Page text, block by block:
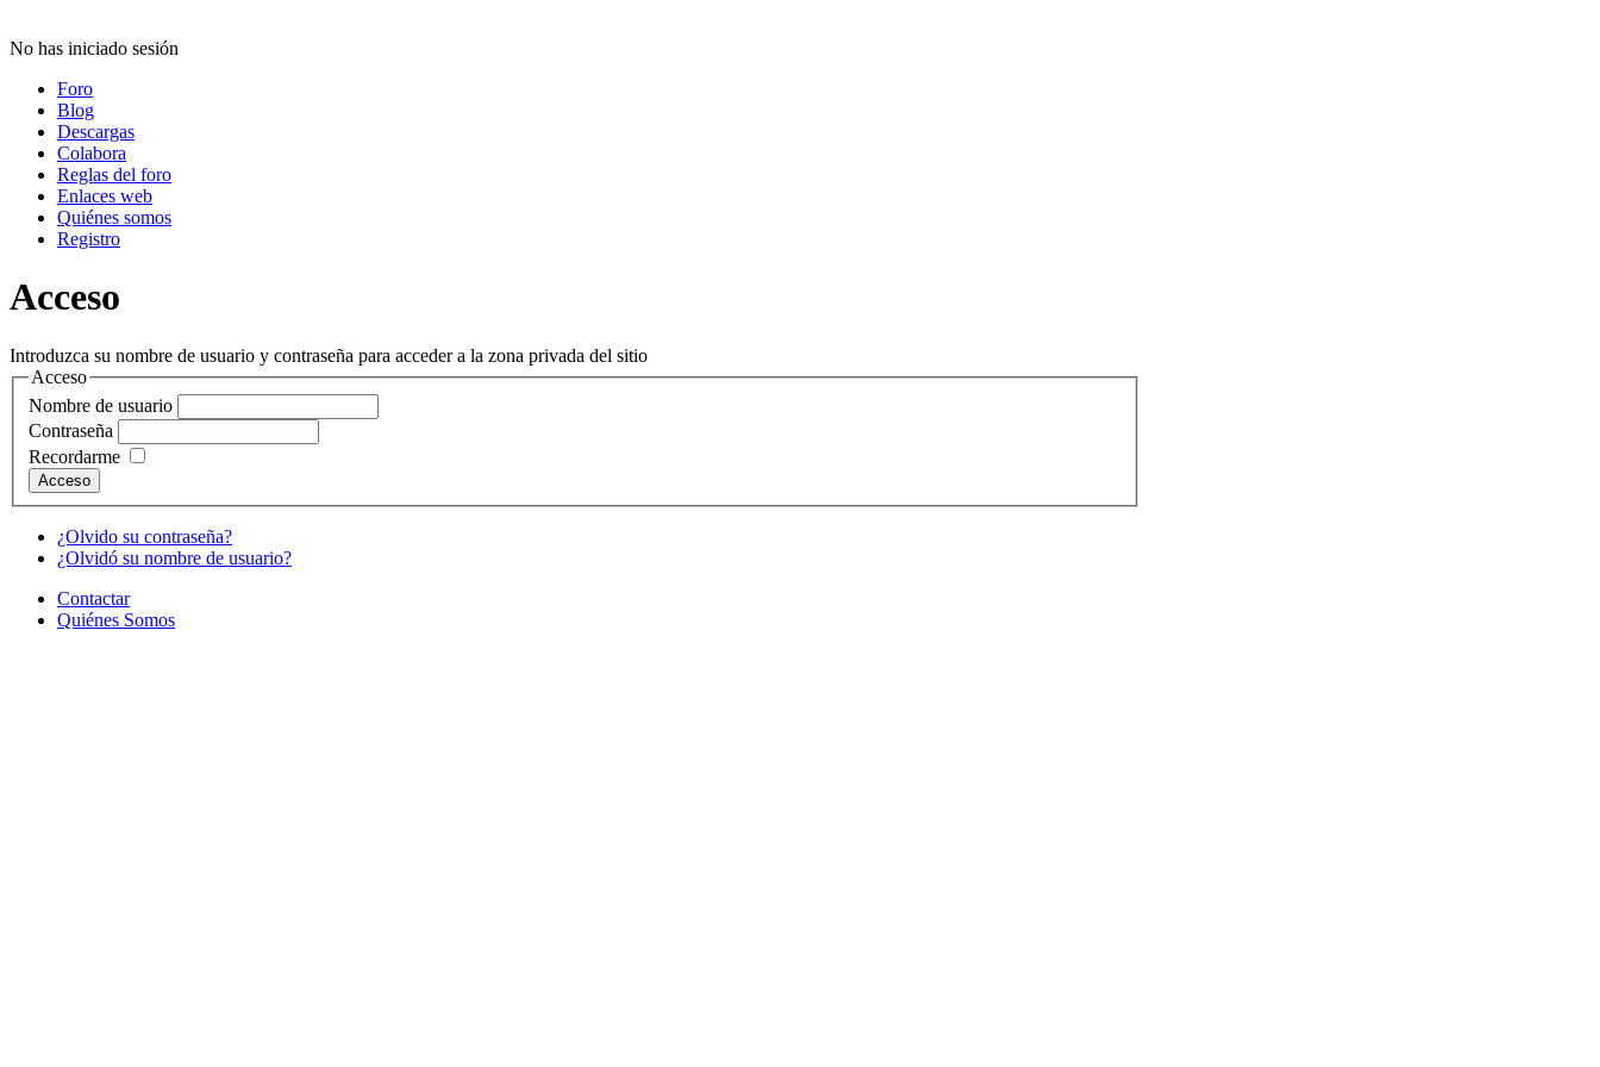
No has iniciado sesión
Foro
Blog
Descargas
Colabora
Reglas del foro
Enlaces web
Quiénes somos
Registro
Acceso
Introduzca su nombre de usuario y contraseña para acceder a la zona privada del sitio
Acceso
Nombre de usuario
Contraseña
Recordarme
¿Olvido su contraseña?
¿Olvidó su nombre de usuario?
Contactar
Quiénes Somos